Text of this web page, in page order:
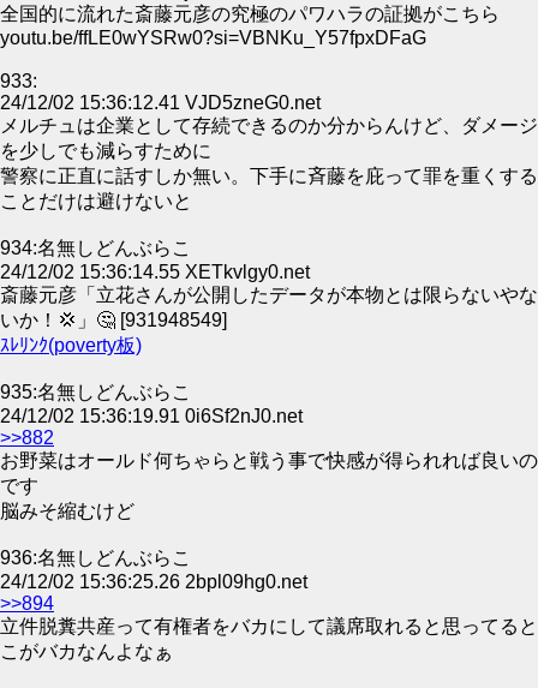
全国的に流れた斎藤元彦の究極のパワハラの証拠がこちら
youtu.be/ffLE0wYSRw0?si=VBNKu_Y57fpxDFaG
933:
24/12/02 15:36:12.41 VJD5zneG0.net
メルチュは企業として存続できるのか分からんけど、ダメージ
を少しでも減らすために
警察に正直に話すしか無い。下手に斉藤を庇って罪を重くする
ことだけは避けないと
934:名無しどんぶらこ
24/12/02 15:36:14.55 XETkvlgy0.net
斎藤元彦「立花さんが公開したデータが本物とは限らないやな
いか！💢」🤔 [931948549]
ｽﾚﾘﾝｸ(poverty板)
935:名無しどんぶらこ
24/12/02 15:36:19.91 0i6Sf2nJ0.net
>>882
お野菜はオールド何ちゃらと戦う事で快感が得られれば良いの
です
脳みそ縮むけど
936:名無しどんぶらこ
24/12/02 15:36:25.26 2bpl09hg0.net
>>894
立件脱糞共産って有権者をバカにして議席取れると思ってると
こがバカなんよなぁ